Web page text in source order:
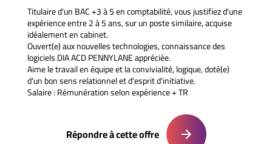
Titulaire d'un BAC +3 à 5 en comptabilité, vous justifiez d'une
expérience entre 2 à 5 ans, sur un poste similaire, acquise
idéalement en cabinet.
Ouvert(e) aux nouvelles technologies, connaissance des
logiciels DIA ACD PENNYLANE appréciée.
Aime le travail en équipe et la convivialité, logique, doté(e)
d'un bon sens relationnel et d'esprit d'initiative.
Salaire : Rémunération selon expérience + TR
Répondre à cette offre